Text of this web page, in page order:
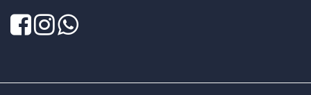
Facebook
TwitterLinkedIn